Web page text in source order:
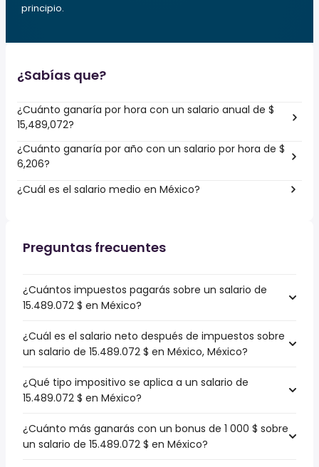
principio.
¿Sabías que?
¿Cuánto ganaría por hora con un salario anual de $
15,489,072?
¿Cuánto ganaría por año con un salario por hora de $
6,206?
¿Cuál es el salario medio en México?
Preguntas frecuentes
¿Cuántos impuestos pagarás sobre un salario de
15.489.072 $ en México?
¿Cuál es el salario neto después de impuestos sobre
un salario de 15.489.072 $ en México, México?
¿Qué tipo impositivo se aplica a un salario de
15.489.072 $ en México?
¿Cuánto más ganarás con un bonus de 1 000 $ sobre
un salario de 15.489.072 $ en México?